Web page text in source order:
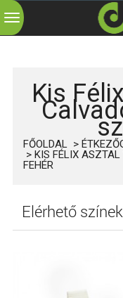
Toggle
navigation
Kis
FŐOLDAL
KIS FÉLIX
FEHÉR
Elérhető